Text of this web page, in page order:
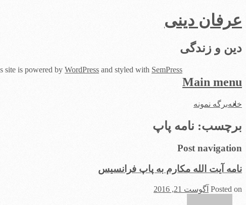
عرفان دینی
دین و زندگی
Main menu
Skip
خانهبرگه نمونه
برچسب: نامه پاپ
Post navigation
نامه آیت الله مکارم به پاپ فرانسیس
Posted on آگوست 21, 2016
site is powered by WordPress and styled with SemPress